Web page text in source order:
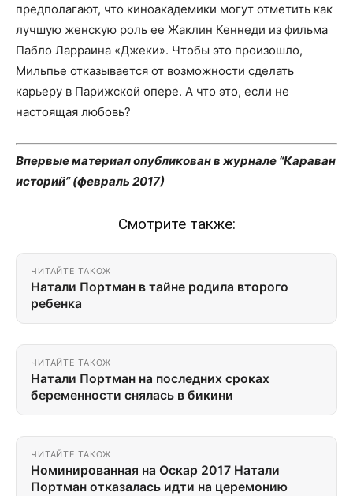
предполагают, что киноакадемики могут отметить как
лучшую женскую роль ее Жаклин Кеннеди из фильма
Пабло Ларраина «Джеки». Чтобы это произошло,
Мильпье отказывается от возможности сделать
карьеру в Парижской опере. А что это, если не
настоящая любовь?
Впервые материал опубликован в журнале “Караван
историй” (февраль 2017)
Смотрите также:
ЧИТАЙТЕ ТАКОЖ
Натали Портман в тайне родила второго
ребенка
ЧИТАЙТЕ ТАКОЖ
Натали Портман на последних сроках
беременности снялась в бикини
ЧИТАЙТЕ ТАКОЖ
Номинированная на Оскар 2017 Натали
Портман отказалась идти на церемонию